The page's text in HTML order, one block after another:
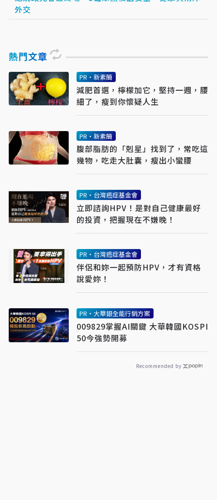
外交
熱門文章
PR・新素簡
減肥首選，檸檬加它，堅持一週，腰
細了，瘦到你懷疑人生
PR・新素簡
腹部脂肪的「剋星」找到了，常吃這
幾物，吃走大肚囊，瘦出小蠻腰
PR・台灣癌症基金會
立即諮詢HPV！是對自己健康最好
的投資，把握現在不嫌晚！
PR・台灣癌症基金會
伴侶和妳一起預防HPV，才有資格
說愛妳！
PR・大華銀全能行銷方案
009829掌握AI關鍵 大華韓國KOSPI
50今強勢開募
Recommended by